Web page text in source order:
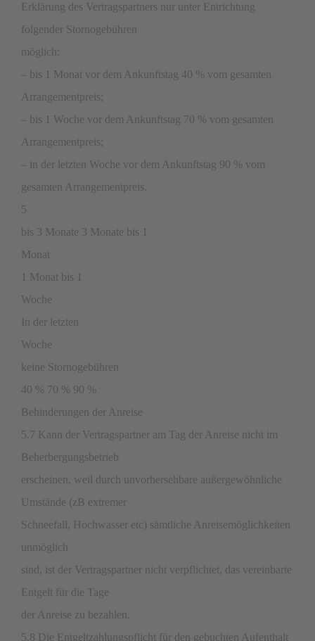
Erklärung des Vertragspartners nur unter Entrichtung
folgender Stornogebühren
möglich:
– bis 1 Monat vor dem Ankunftstag 40 % vom gesamten
Arrangementpreis;
– bis 1 Woche vor dem Ankunftstag 70 % vom gesamten
Arrangementpreis;
– in der letzten Woche vor dem Ankunftstag 90 % vom
gesamten Arrangementpreis.
5
bis 3 Monate 3 Monate bis 1
Monat
1 Monat bis 1
Woche
In der letzten
Woche
keine Stornogebühren
40 % 70 % 90 %
Behinderungen der Anreise
5.7 Kann der Vertragspartner am Tag der Anreise nicht im
Beherbergungsbetrieb
erscheinen, weil durch unvorhersehbare außergewöhnliche
Umstände (zB extremer
Schneefall, Hochwasser etc) sämtliche Anreisemöglichkeiten
unmöglich
sind, ist der Vertragspartner nicht verpflichtet, das vereinbarte
Entgelt für die Tage
der Anreise zu bezahlen.
5.8 Die Entgeltzahlungspflicht für den gebuchten Aufenthalt